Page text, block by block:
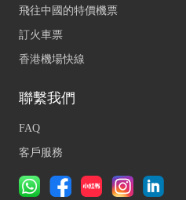
飛往中國的特價機票
訂火車票
香港機場快線
聯繫我們
FAQ
客戶服務